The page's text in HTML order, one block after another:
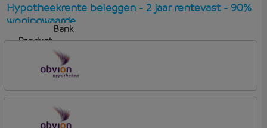
Hypotheekrente beleggen - 2 jaar rentevast - 90%
woningwaarde
Bank
Product
Aflosvorm
OBVION Hypotheken
Woon Hypotheek